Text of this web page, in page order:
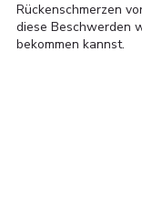
Rückenschmerzen
diese Beschwerden
bekommen kannst.